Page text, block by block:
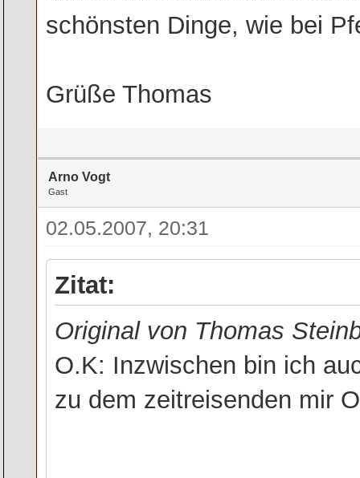
schönsten Dinge, wie bei
Grüße Thomas
Arno Vogt
Gast
02.05.2007, 20:31
Zitat:
Original von Thomas
O.K: Inzwischen bin ich
zu dem zeitreisenden mir